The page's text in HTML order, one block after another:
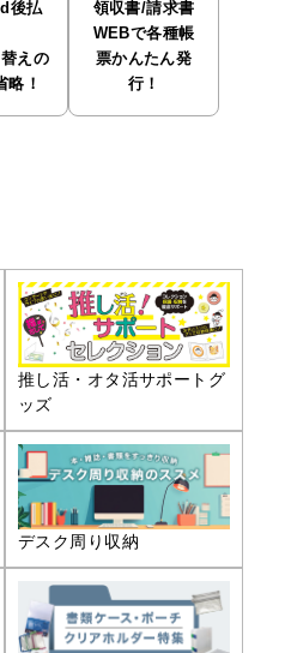
後払
えの
略！
領収書/請求書
WEBで各種帳
票かんたん発
行！
推し活・オタ活サポートグ
ッズ
デスク周り収納